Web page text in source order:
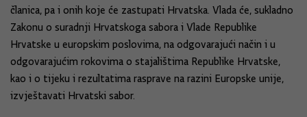
članica, pa i onih koje će zastupati Hrvatska. Vlada će, sukladno
Zakonu o suradnji Hrvatskoga sabora i Vlade Republike
Hrvatske u europskim poslovima, na odgovarajući način i u
odgovarajućim rokovima o stajalištima Republike Hrvatske,
kao i o tijeku i rezultatima rasprave na razini Europske unije,
izvještavati Hrvatski sabor.